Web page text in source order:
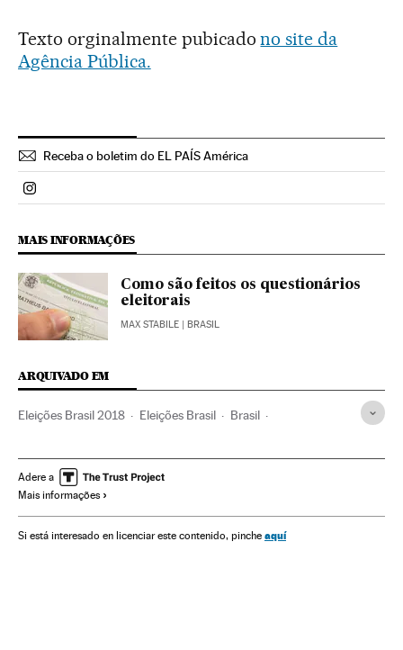
Texto orginalmente pubicadono site da
Agência Pública.
Receba o boletim do EL PAÍS América
Politica El País Brasil en Instagram
MAIS INFORMAÇÕES
Como são feitos os questionários
eleitorais
MAX STABILE | BRASIL
ARQUIVADO EM
Eleições Brasil 2018 Eleições Brasil Brasil
Política
Adere a
Mais informações
Si está interesado en licenciar este contenido, pinche aquí